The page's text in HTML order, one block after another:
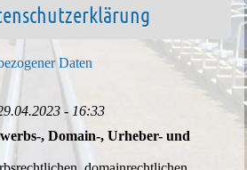
Daten
- 16:33
, Domain-, Urheber- und